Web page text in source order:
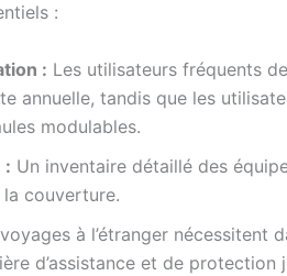
:
: Les utilisateurs fréquents
annuelle, tandis que les
modulables.
: Un inventaire détaillé des
la couverture.
à l’étranger nécessitent
d’assistance et de protection